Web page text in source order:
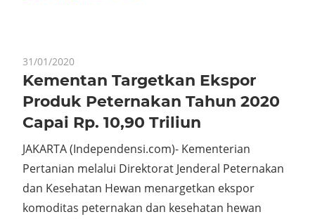
31/01/2020
Kementan Targetkan Ekspor
Produk Peternakan Tahun 2020
Capai Rp. 10,90 Triliun
JAKARTA (Independensi.com)- Kementerian
Pertanian melalui Direktorat Jenderal Peternakan
dan Kesehatan Hewan menargetkan ekspor
komoditas peternakan dan kesehatan hewan